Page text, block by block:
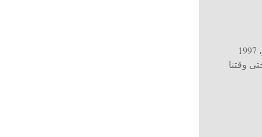
، 1997
وقتنا